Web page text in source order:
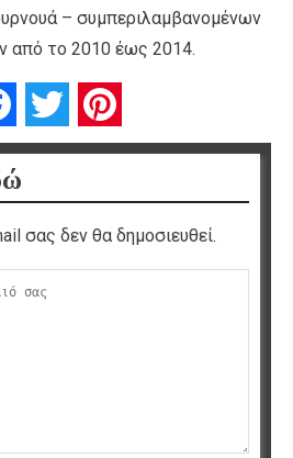
– συμπεριλαμβανομένων
από το 2010 έως 2014.
FacebookTwitter
σας δεν θα δημοσιευθεί.